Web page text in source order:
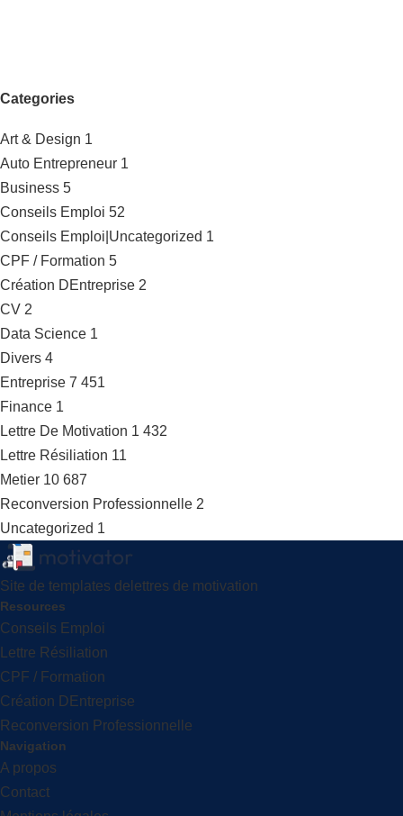
Categories
Art & Design 1
Auto Entrepreneur 1
Business 5
Conseils Emploi 52
Conseils Emploi|Uncategorized 1
CPF / Formation 5
Création DEntreprise 2
CV 2
Data Science 1
Divers 4
Entreprise 7 451
Finance 1
Lettre De Motivation 1 432
Lettre Résiliation 11
Metier 10 687
Reconversion Professionnelle 2
Uncategorized 1
Site de templates delettres de motivation
Resources
Conseils Emploi
Lettre Résiliation
CPF / Formation
Création DEntreprise
Reconversion Professionnelle
Navigation
A propos
Contact